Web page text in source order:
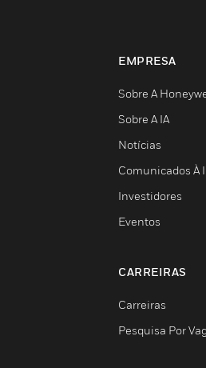
EMPRESA
Sobre A
Sobre A IA
Notícias
Comunicados À
Investidores
Eventos
CARREIRAS
Carreiras
Pesquisa Por